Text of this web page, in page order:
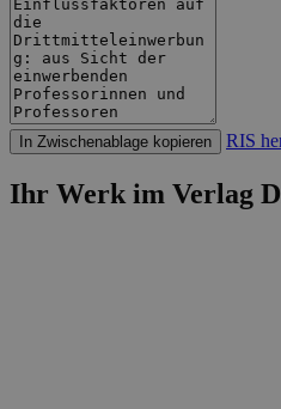
In Zwischenablage kopieren RIS
Ihr Werk im Verlag